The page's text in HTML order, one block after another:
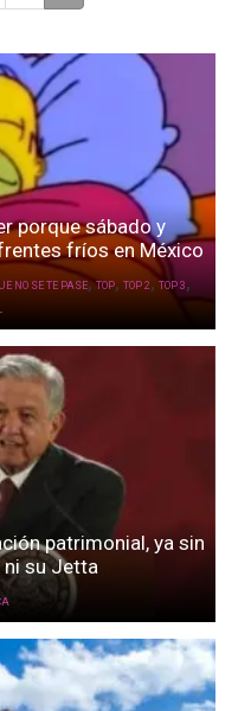
porque sábado y
fríos en México
NO SE TE PASE,TOP, TOP 2 , TOP 3 ,
patrimonial, ya sin
ni su Jetta